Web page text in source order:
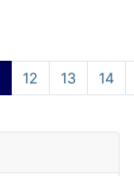
Strona 11 z 63
12 13 14